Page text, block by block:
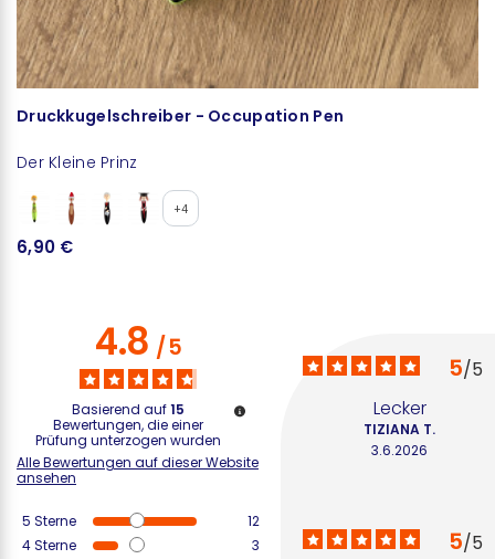
Druckkugelschreiber - Occupation Pen
Der Kleine Prinz
+4
6,90 €
4.8/5
Basierend auf15
Bewertungen, die einer
Prüfung unterzogen wurden
Alle Bewertungen auf dieser Website
ansehen
5 Sterne
12
4Sterne
3
5/5
Lecker
3.6.2026
TIZIANA T.
5/5